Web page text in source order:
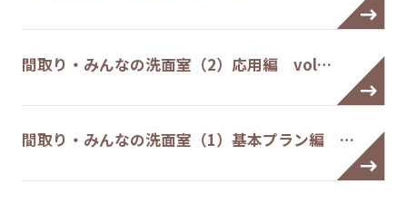
間取り・みんなの洗面室（2）応用編 vol…
間取り・みんなの洗面室（1）基本プラン編 …